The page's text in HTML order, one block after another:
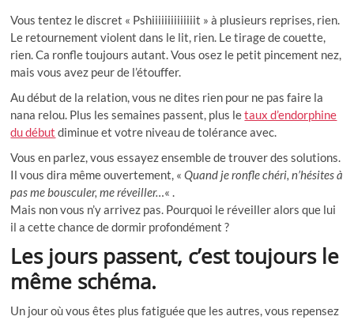
Vous tentez le discret « Pshiiiiiiiiiiiiiit » à plusieurs reprises, rien.
Le retournement violent dans le lit, rien. Le tirage de couette,
rien. Ca ronfle toujours autant. Vous osez le petit pincement nez,
mais vous avez peur de l’étouffer.
Au début de la relation, vous ne dites rien pour ne pas faire la
nana relou. Plus les semaines passent, plus letaux d’endorphine
du début diminue et votre niveau de tolérance avec.
Vous en parlez, vous essayez ensemble de trouver des solutions.
Il vous dira même ouvertement, «Quand je ronfle chéri, n’hésites à
pas me bousculer, me réveiller…« .
Mais non vous n’y arrivez pas. Pourquoi le réveiller alors que lui
il a cette chance de dormir profondément ?
Les jours passent, c’est toujours le
même schéma.
Un jour où vous êtes plus fatiguée que les autres, vous repensez